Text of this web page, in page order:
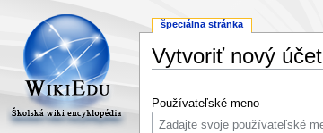
Vytvoriť nový účet
na
navigaci
na
vyhledávání
Používateľské meno
špeciálna stránka